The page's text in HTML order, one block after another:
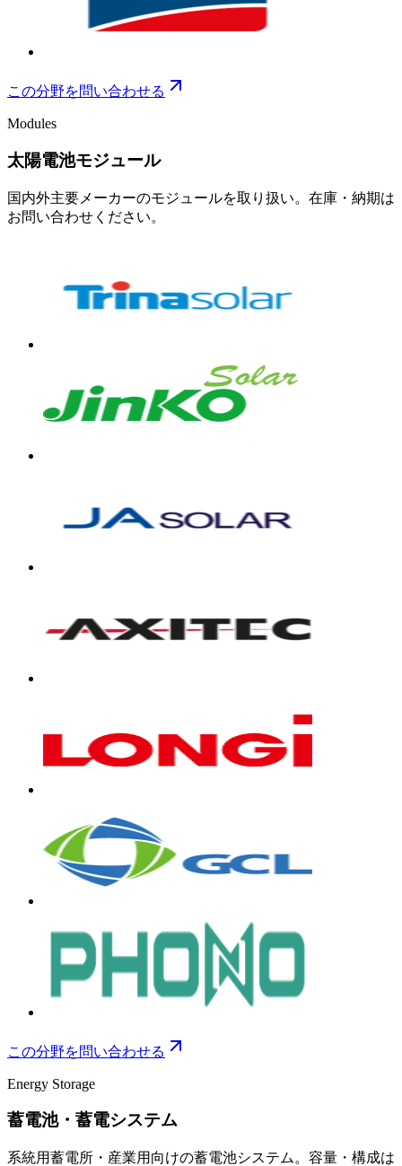
この分野を問い合わせる
Modules
太陽電池モジュール
国内外主要メーカーのモジュールを取り扱い。在庫・納期は
お問い合わせください。
この分野を問い合わせる
Energy Storage
蓄電池・蓄電システム
系統用蓄電所・産業用向けの蓄電池システム。容量・構成は